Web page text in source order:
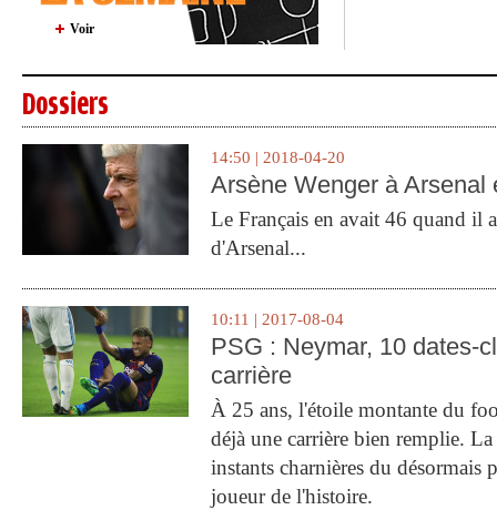
Voir
Dossiers
14:50 | 2018-04-20
Arsène Wenger à Arsenal
Le Français en avait 46 quand il
d'Arsenal...
10:11 | 2017-08-04
PSG : Neymar, 10 dates-
carrière
À 25 ans, l'étoile montante du
déjà une carrière bien remplie.
instants charnières du désormais
joueur de l'histoire.